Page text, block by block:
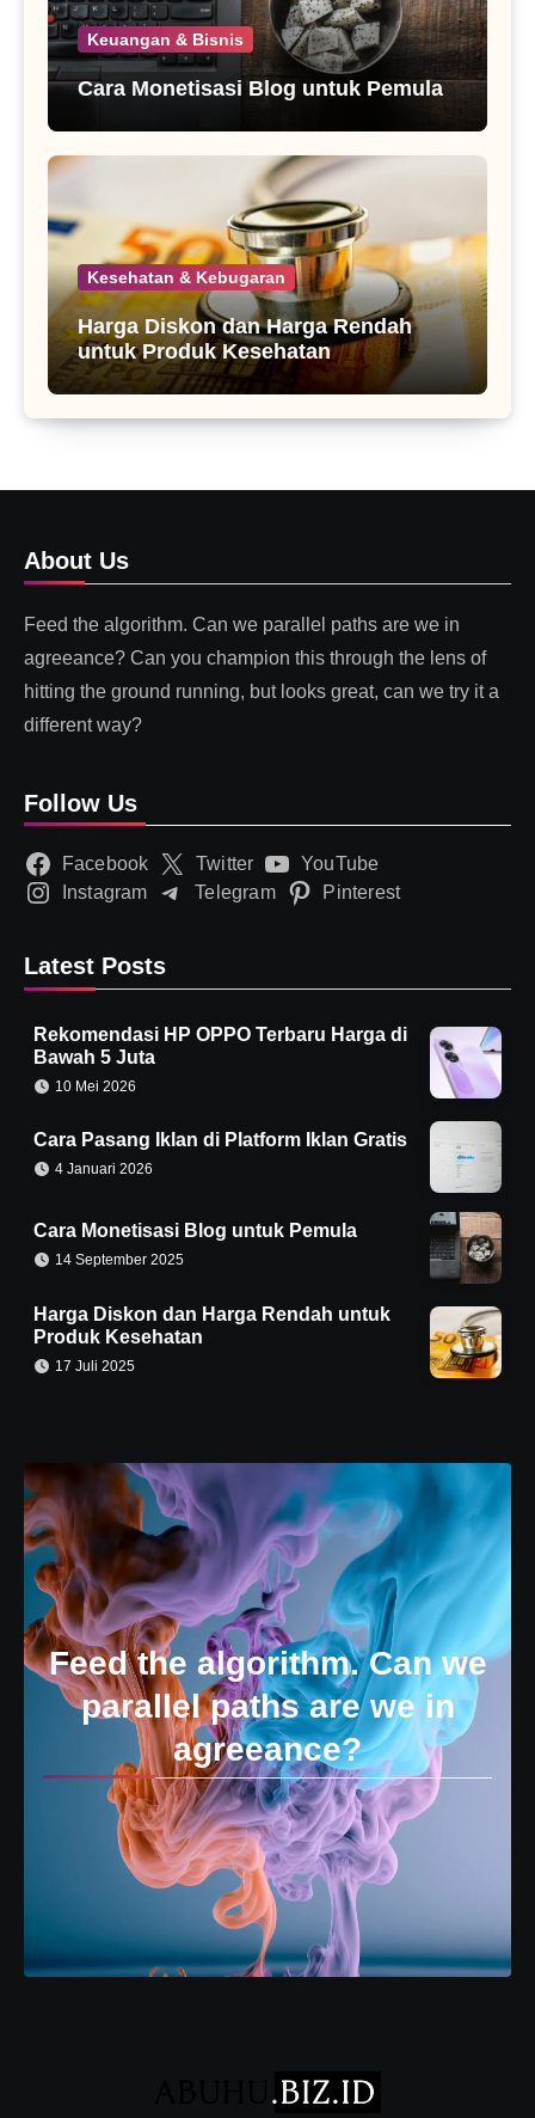
Keuangan & Bisnis
Cara Monetisasi Blog untuk Pemula
Kesehatan & Kebugaran
Harga Diskon dan Harga Rendah
untuk Produk Kesehatan
About Us
Feed the algorithm. Can we parallel paths are we in
agreeance? Can you champion this through the lens of
hitting the ground running, but looks great, can we try it a
different way?
Follow Us
Facebook Twitter
YouTube
Instagram
Telegram Pinterest
Latest Posts
Rekomendasi HP OPPO Terbaru Harga di
Bawah 5 Juta
10 Mei 2026
Cara Pasang Iklan di Platform Iklan Gratis
4 Januari 2026
Cara Monetisasi Blog untuk Pemula
14 September 2025
Harga Diskon dan Harga Rendah untuk
Produk Kesehatan
17 Juli 2025
Feed the algorithm. Can we
parallel paths are we in
agreeance?